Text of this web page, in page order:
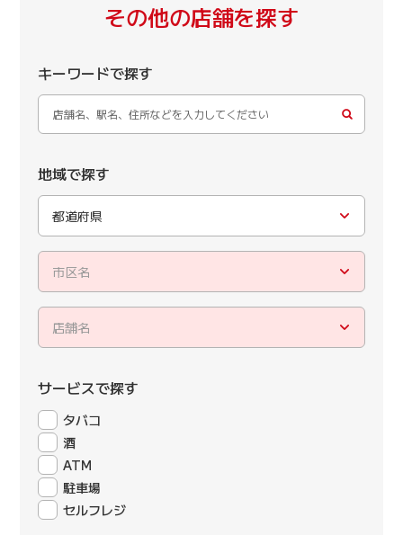
その他の店舗を探す
キーワードで探す
地域で探す
都道府県
市区名
店舗名
サービスで探す
タバコ
酒
ATM
駐車場
セルフレジ